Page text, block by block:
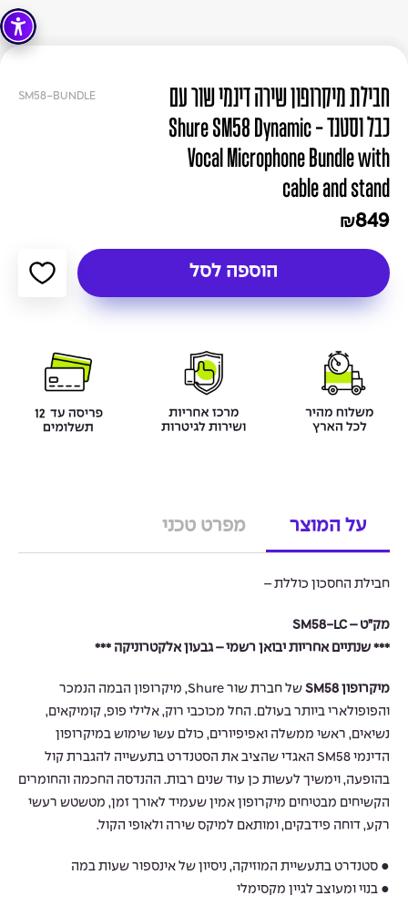
SM58-BUNDLE
חבילת מיקרופון שירה דינמי שור עם
כבל וסטנד - Shure SM58 Dynamic
Vocal Microphone Bundle with
cable and stand
₪849
הוספה לסל
על המוצר מפרט טכני
חבילת החסכון כוללת –
מק”ט – SM58-LC
*** שנתיים אחריות יבואן רשמי – גבעון אלקטרוניקה ***
מיקרופון SM58
של חברת שור Shure, מיקרופון הבמה הנמכר
והפופולארי ביותר בעולם. החל מכוכבי רוק, אלילי פופ, קומיקאים,
נשיאים, ראשי ממשלה ואפיפיורים, כולם עשו שימוש במיקרופון
הדינמי SM58 האגדי שהציב את הסטנדרט בתעשייה להגברת קול
בהופעה, וימשיך לעשות כן עוד שנים רבות. ההנדסה החכמה והחומרים
הקשיחים מבטיחים מיקרופון אמין שעמיד לאורך זמן, מטשטש רעשי
רקע, דוחה פידבקים, ומותאם למיקס שירה ולאופי הקול.
● סטנדרט בתעשיית המוזיקה, ניסיון של אינספור שעות במה
● בנוי ומעוצב לגיין מקסימלי